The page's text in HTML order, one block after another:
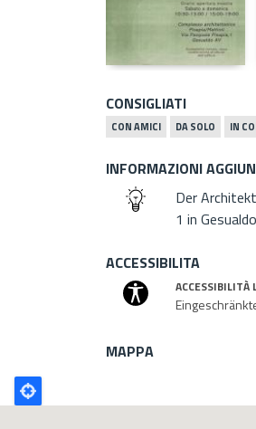
CONSIGLIATI
CON AMICI DA SOLO IN
INFORMAZIONI
Der
1 in Gesualdo
ACCESSIBILITA
MAPPA
Poligono
GEO